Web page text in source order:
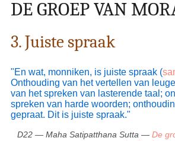
geluk door realiteitsbesef.
onopzettelijk op een paar insecten.
genereerde hijgeen kamma
in zijn huidige leven blind was, was
(vipāka) van die daad. Daarmee
wel kamma.
Het cultiveren van goede
voor onszelf (en voor anderen) een
situatie of voorwaarden te creëren.
DE GROEP VAN
3. Juiste spraak
"En wat, monniken, is juiste spraak (
Onthouding van het vertellen van
van het spreken van lasterende taal;
spreken van harde woorden;
gepraat. Dit is juiste spraak."
D22 — Maha Satipatthana Sutta —De